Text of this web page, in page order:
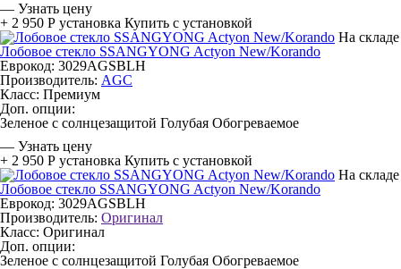
— Узнать цену
+ 2 950 Р установка Купить с установкой
На складе
Лобовое стекло SSANGYONG Actyon New/Korando
Еврокод: 3029AGSBLH
Производитель: AGC
Класс: Премиум
Доп. опции:
Зеленое с солнцезащитой Голубая Обогреваемое
— Узнать цену
+ 2 950 Р установка Купить с установкой
На складе
Лобовое стекло SSANGYONG Actyon New/Korando
Еврокод: 3029AGSBLH
Производитель: Оригинал
Класс: Оригинал
Доп. опции:
Зеленое с солнцезащитой Голубая Обогреваемое